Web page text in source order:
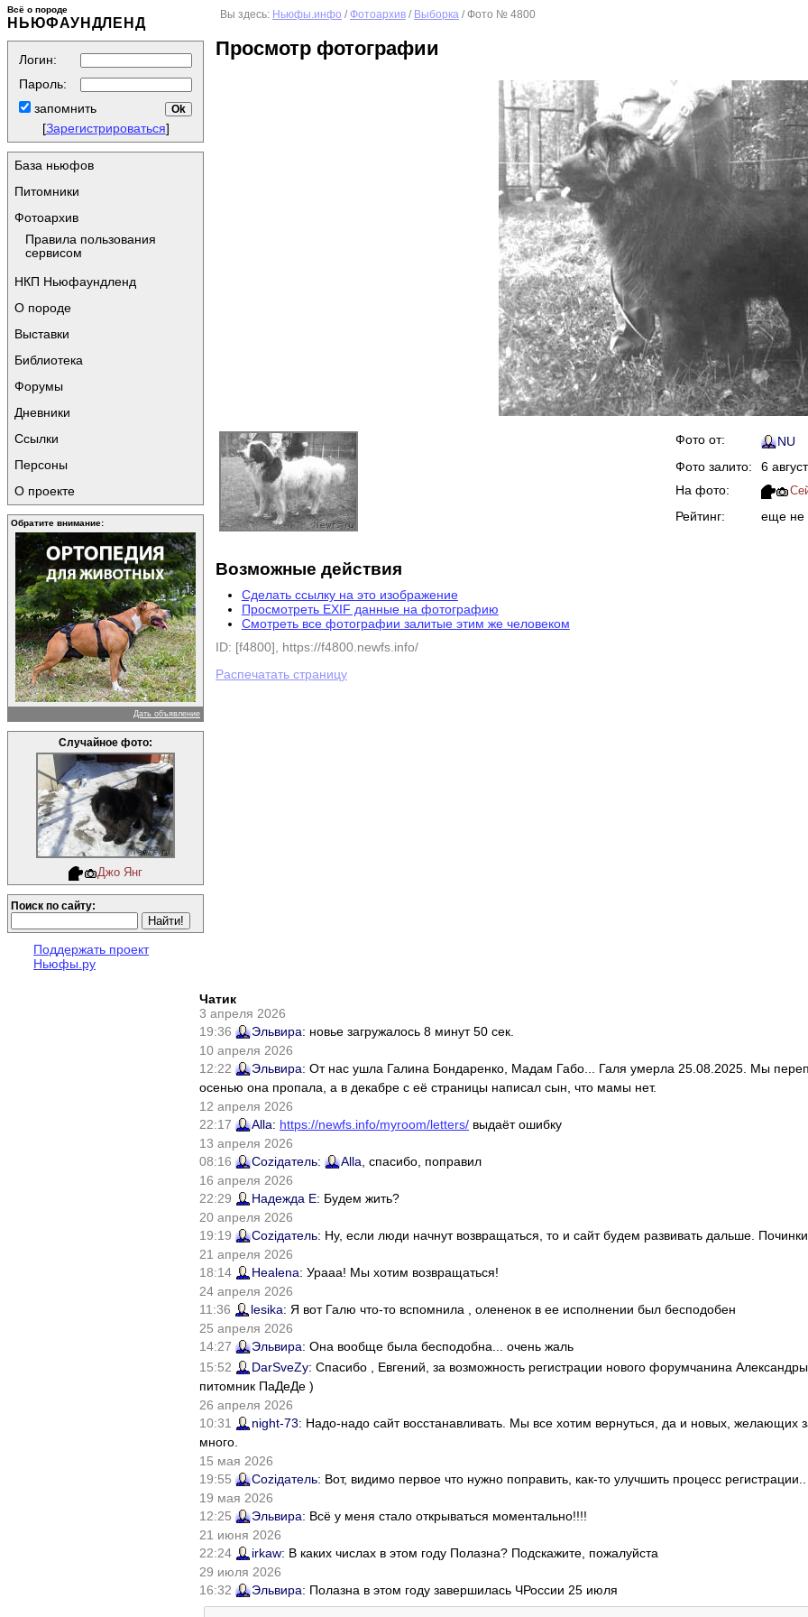
Всё о породе
НЬЮФАУНДЛЕНД
Логин:
Пароль:
запомнить
[Зарегистрироваться]
База ньюфов
Питомники
Фотоархив
Правила пользования
сервисом
НКП Ньюфаундленд
О породе
Выставки
Библиотека
Форумы
Дневники
Ссылки
Персоны
О проекте
Обратите внимание:
Дать объявление
Случайное фото:
Джо Янг
Поиск по сайту:
Поддержать проект
Ньюфы.ру
Вы здесь: Ньюфы.инфо /Фотоархив / Выборка / Фото № 4800
Просмотр фотографии
Фото от:
NU
Фото залито:
6
На фото:
Рейтинг: еще не
Возможные действия
Сделать ссылку на это изображение
Просмотреть EXIF данные на фотографию
Смотреть все фотографии залитые этим же человеком
ID: [f4800], https://f4800.newfs.info/
Распечатать страницу
Чатик
3 апреля 2026
19:36
Эльвира: новье загружалось 8 минут 50 сек.
10 апреля 2026
12:22
Эльвира: От нас ушла Галина Бондаренко, Мадам Габо... Галя умерла 25.08.2025. Мы
осенью она пропала, а в декабре с её страницы написал сын, что мамы нет.
12 апреля 2026
22:17
Alla: https://newfs.info/myroom/letters/ выдаёт ошибку
13 апреля 2026
08:16
Соziдатель: Alla , спасибо, поправил
16 апреля 2026
22:29
Надежда Е: Будем жить?
20 апреля 2026
19:19
Соziдатель: Ну, если люди начнут возвращаться, то и сайт будем развивать дальше.
21 апреля 2026
18:14
Healena: Урааа! Мы хотим возвращаться!
24 апреля 2026
11:36
lesika: Я вот Галю что-то вспомнила , олененок в ее исполнении был бесподобен
25 апреля 2026
14:27
Эльвира: Она вообще была бесподобна... очень жаль
15:52
DarSveZy: Спасибо , Евгений, за возможность регистрации нового форумчанина
питомник ПаДеДе )
26 апреля 2026
10:31
night-73: Надо-надо сайт восстанавливать. Мы все хотим вернуться, да и новых, желающих
много.
15 мая 2026
19:55
Соziдатель: Вот, видимо первое что нужно поправить, как-то улучшить процесс регистрации..
19 мая 2026
12:25
Эльвира: Всё у меня стало открываться моментально!!!!
21 июня 2026
22:24
irkaw: В каких числах в этом году Полазна? Подскажите, пожалуйста
29 июля 2026
16:32
Эльвира: Полазна в этом году завершилась ЧРоссии 25 июля